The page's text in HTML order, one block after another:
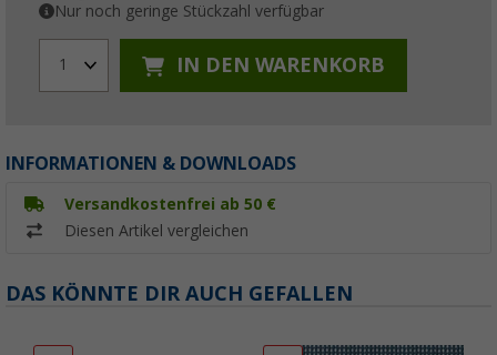
Nur noch geringe Stückzahl verfügbar
1 IN DEN WARENKORB
INFORMATIONEN & DOWNLOADS
Versandkostenfrei ab 50 €
Diesen Artikel vergleichen
DAS KÖNNTE DIR AUCH GEFALLEN